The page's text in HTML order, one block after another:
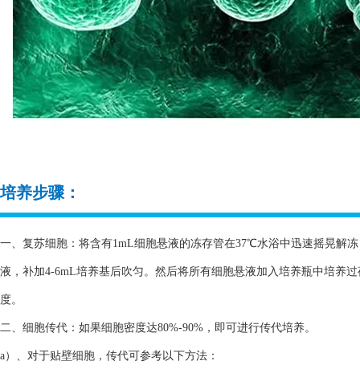
培养步骤：
一、复苏细胞：将含有1mL细胞悬液的冻存管在37℃水浴中迅速摇晃解
液，补加4-6mL培养基后吹匀。然后将所有细胞悬液加入培养瓶中培养
度。
二、细胞传代：如果细胞密度达80%-90%，即可进行传代培养。
a）、对于贴壁细胞，传代可参考以下方法：